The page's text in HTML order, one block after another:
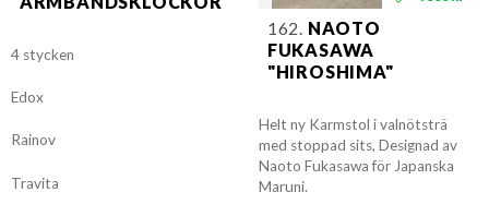
4 stycken
Edox
Rainov
Travita
162. NAOTO
FUKASAWA
"HIROSHIMA"
Helt ny Karmstol i valnötsträ
med stoppad sits, Designad av
Naoto Fukasawa för Japanska
Maruni.